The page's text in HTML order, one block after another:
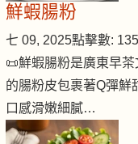
鮮蝦腸粉
七 09, 2025點擊數:
📜鮮蝦腸粉是廣東早
的腸粉皮包裹著Q彈鮮
口感滑嫩細膩…